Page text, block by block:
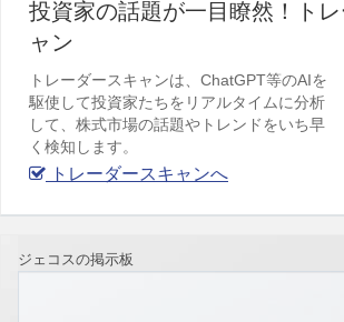
投資家の話題が一目瞭然！ト
ャン
トレーダースキャンは、ChatGPT等のAIを
駆使して投資家たちをリアルタイムに分析
して、株式市場の話題やトレンドをいち早
く検知します。
トレーダースキャンへ
ジェコスの掲示板